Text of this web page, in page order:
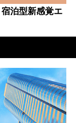
泊型新感覚エ